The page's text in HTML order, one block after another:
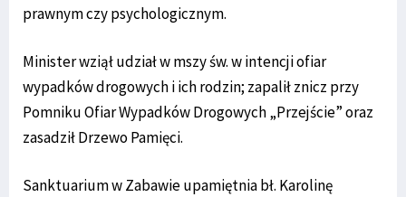
prawnym czy psychologicznym.
Minister wziął udział w mszy św. w intencji ofiar
wypadków drogowych i ich rodzin; zapalił znicz przy
Pomniku Ofiar Wypadków Drogowych „Przejście” oraz
zasadził Drzewo Pamięci.
Sanktuarium w Zabawie upamiętnia bł. Karolinę